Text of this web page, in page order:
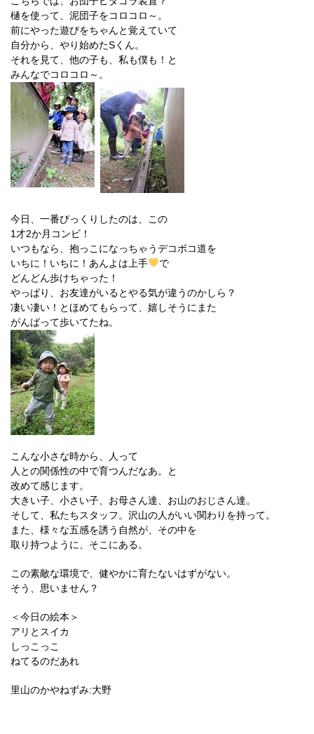
樋を使って、泥団子をコロコロ～。
前にやった遊びをちゃんと覚えていて
自分から、やり始めたSくん。
それを見て、他の子も、私も僕も！と
みんなでコロコロ～。
今日、一番びっくりしたのは、この
1才2か月コンビ！
いつもなら、抱っこになっちゃうデコボコ道を
いちに！いちに！あんよは上手
で
どんどん歩けちゃった！
やっぱり、お友達がいるとやる気が違うのかしら？
凄い凄い！とほめてもらって、嬉しそうにまた
がんばって歩いてたね。
こんな小さな時から、人って
人との関係性の中で育つんだなあ。と
改めて感じます。
大きい子、小さい子、お母さん達、お山のおじさん達。
そして、私たちスタッフ。沢山の人がいい関わりを持って。
また、様々な五感を誘う自然が、その中を
取り持つように、そこにある。
この素敵な環境で、健やかに育たないはずがない。
そう、思いません？
＜今日の絵本＞
アリとスイカ
しっこっこ
ねてるのだあれ
里山のかやねずみ:大野